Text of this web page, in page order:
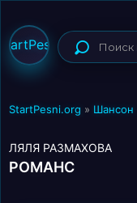
StartPesni.org » Шансон
ЛЯЛЯ РАЗМАХОВА
РОМАНС